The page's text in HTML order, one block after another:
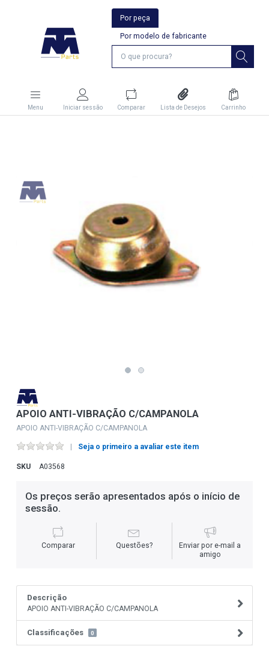
Por peça
Por modelo de fabricante
Menu Iniciar sessão Comparar Lista de Desejos Carrinho
APOIO ANTI-VIBRAÇÃO C/CAMPANOLA
APOIO ANTI-VIBRAÇÃO C/CAMPANOLA
Seja o primeiro a avaliar este item
SKU A03568
Os preços serão apresentados após o início de
sessão.
Comparar Questões?
Enviar por e-mail a
amigo
Descrição
APOIO ANTI-VIBRAÇÃO C/CAMPANOLA
Classificações 0